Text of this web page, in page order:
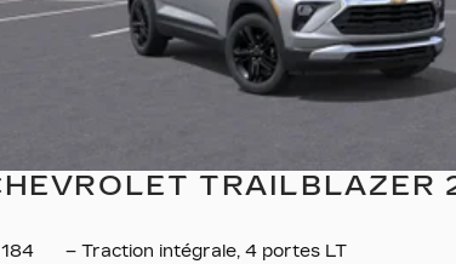
TRAILBLAZER
– Traction intégrale, 4 portes LT